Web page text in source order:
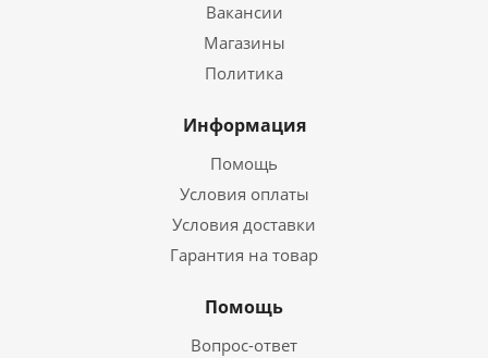
Вакансии
Магазины
Политика
Информация
Помощь
Условия оплаты
Условия доставки
Гарантия на товар
Помощь
Вопрос-ответ